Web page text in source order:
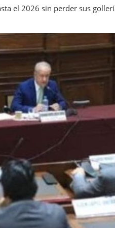
el 2026 sin perder sus